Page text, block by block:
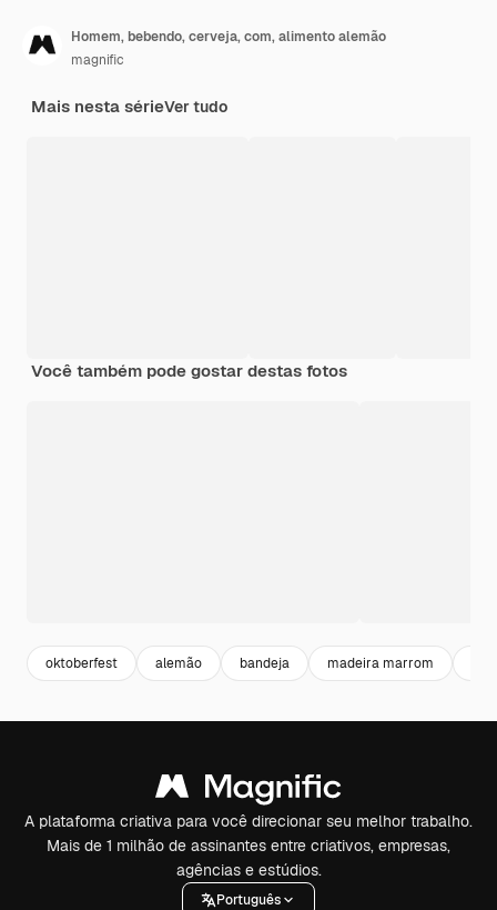
Homem, bebendo, cerveja, com, alimento alemão
magnific
Mais nesta sérieVer tudo
Você também pode gostar destas fotos
oktoberfest alemão bandeja madeira marrom
A plataforma criativa para você direcionar seu melhor trabalho.
Mais de 1 milhão de assinantes entre criativos, empresas,
agências e estúdios.
Português